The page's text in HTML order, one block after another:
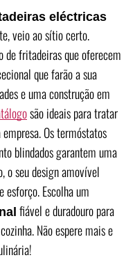
eléctricas
veio ao sítio certo.
de fritadeiras que oferecem
que farão a sua
e uma construção em
são ideais para tratar
Os termóstatos
blindados garantem uma
o seu design amovível
Escolha um
fiável e duradouro para
Não espere mais e